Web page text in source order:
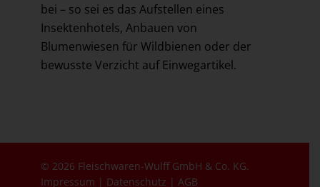
bei – so sei es das Aufstellen eines
Insektenhotels, Anbauen von
Blumenwiesen für Wildbienen oder der
bewusste Verzicht auf Einwegartikel.
© 2026 Fleischwaren-Wulff GmbH & Co. KG.
Impressum | Datenschutz | AGB